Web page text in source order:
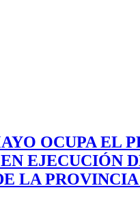
OCUPA EL
EJECUCIÓN
LA